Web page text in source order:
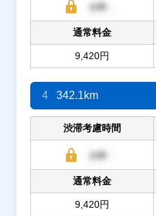
通常料金
9,420円
4 342.1km
渋滞考慮時間
通常料金
9,420円